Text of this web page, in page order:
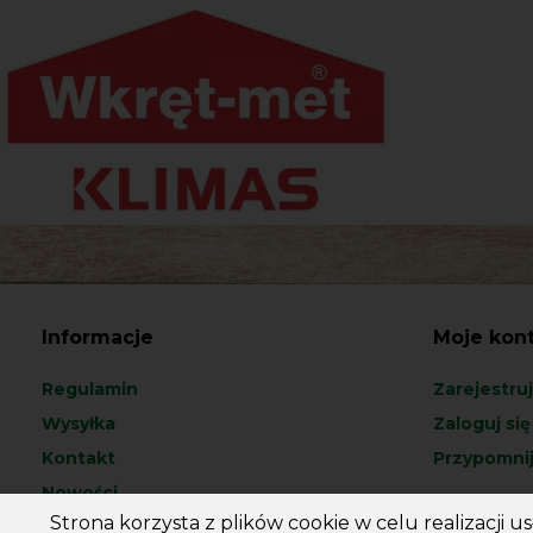
Informacje
Regulamin
Wysyłka
Kontakt
Nowości
Promocje
Moje
Zaloguj się
Strona korzysta z plików cookie w celu realizacji